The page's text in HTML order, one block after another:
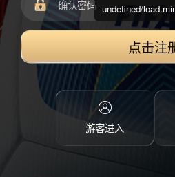
点击注
游客进入
undefined/